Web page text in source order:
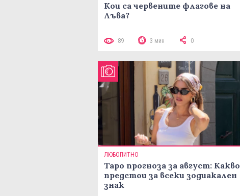
Кои са червените флагове на
Лъва?
89 3 мин 0
ЛЮБОПИТНО
Таро прогноза за август: Какво
предстои за всеки зодиакален
знак